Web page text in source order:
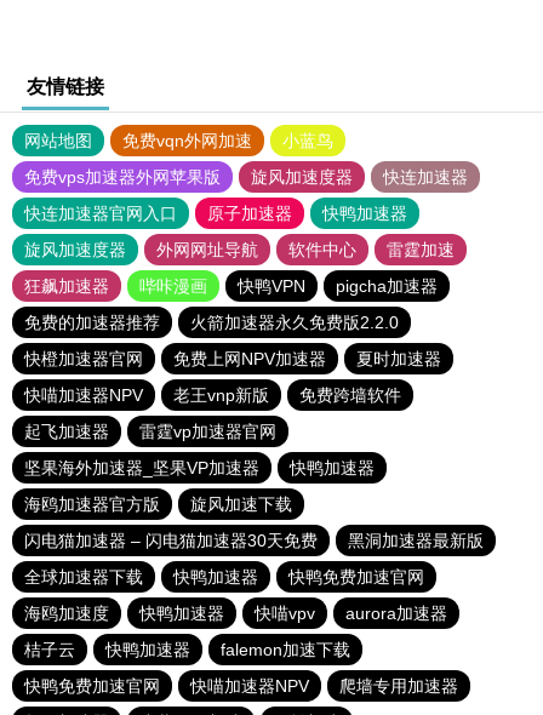
友情链接
网站地图 免费vqn外网加速
小蓝鸟
免费vps加速器外网苹果版
旋风加速度器
快连加速器
快连加速器官网入口
原子加速器
快鸭加速器
旋风加速度器
外网网址导航 软件中心
雷霆加速
狂飙加速器
哔咔漫画 快鸭VPN
pigcha加速器
免费的加速器推荐
火箭加速器永久免费版2.2.0
快橙加速器官网
免费上网NPV加速器
夏时加速器
快喵加速器NPV
老王vnp新版
免费跨墙软件
起飞加速器
雷霆vp加速器官网
坚果海外加速器_坚果VP加速器
快鸭加速器
海鸥加速器官方版
旋风加速下载
闪电猫加速器 – 闪电猫加速器30天免费
黑洞加速器最新版
全球加速器下载
快鸭加速器
快鸭免费加速官网
海鸥加速度
快鸭加速器 快喵vpv
aurora加速器
桔子云
快鸭加速器
falemon加速下载
快鸭免费加速官网
快喵加速器NPV
爬墙专用加速器